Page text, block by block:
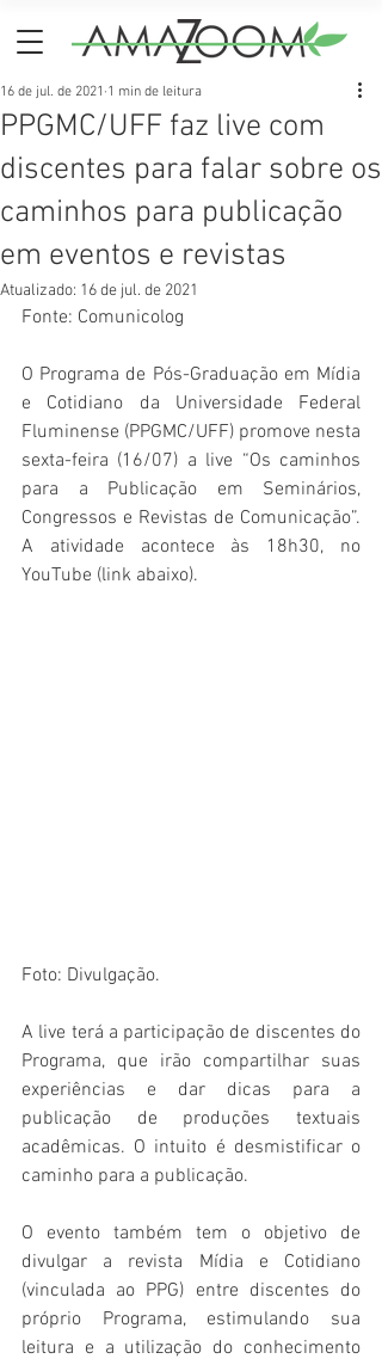
PPGMC/UFF faz live com
discentes para falar sobre os
caminhos para publicação
em eventos e revistas
16 de jul. de 2021 1 min de leitura
Atualizado: 16 de jul. de 2021
Fonte: Comunicolog
O Programa de Pós-Graduação em Mídia
e Cotidiano da Universidade Federal
Fluminense (PPGMC/UFF) promove nesta
sexta-feira (16/07) a live “Os caminhos
para a Publicação em Seminários,
Congressos e Revistas de Comunicação”.
A atividade acontece às 18h30, no
YouTube (link abaixo).
Foto: Divulgação.
A live terá a participação de discentes do
Programa, que irão compartilhar suas
experiências e dar dicas para a
publicação de produções textuais
acadêmicas. O intuito é desmistificar o
caminho para a publicação.
O evento também tem o objetivo de
divulgar a revista Mídia e Cotidiano
(vinculada ao PPG) entre discentes do
próprio Programa, estimulando sua
leitura e a utilização do conhecimento